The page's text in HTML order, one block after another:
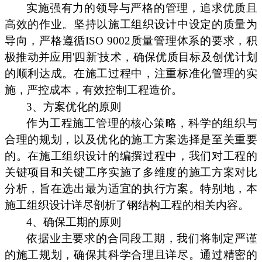
实施强有力的领导与严格的管理，追求优质且
高效的作业。坚持以施工组织设计中设定的质量为
导向，严格遵循ISO 9002质量管理体系的要求，积
极推动并应用'四新'技术，确保优质目标及创优计划
的顺利达成。在施工过程中，注重标准化管理的实
施，严控成本，有效控制工程造价。
3、方案优化的原则
作为工程施工管理的核心策略，科学的组织与
合理的规划，以及优化的施工方案选择是至关重要
的。在施工组织设计的编撰过程中，我们对工程的
关键项目和关键工序实施了多维度的施工方案对比
分析，旨在选出最为适宜的执行方案。特别地，本
施工组织设计详尽剖析了钢结构工程的相关内容。
4、确保工期的原则
依据业主要求的合同段工期，我们将制定严谨
的施工规划，确保其科学合理且详尽。通过精密的